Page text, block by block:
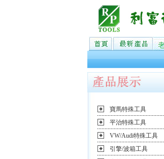
寶馬特殊工具
平治特殊工具
VW/Audi特殊工具
引擎/波箱工具